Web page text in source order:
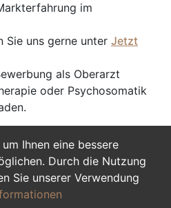
Ihnen eine bessere
Durch die Nutzung
Sie unserer Verwendung
im
Sie uns gerne unter Jetzt
als Oberarzt
oder Psychosomatik